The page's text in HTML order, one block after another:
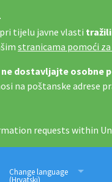
tijelu javne vlasti
stranicama pomoći
ne dostavljajte osobne
na poštanske adrese
requests within
Imamo
Change language
(Hrvatski)